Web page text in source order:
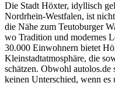
Die Stadt Höxter, idyllisch
Nordrhein-Westfalen, ist
die Nähe zum Teutoburger
wo Tradition und modernes
30.000 Einwohnern bietet
Kleinstadtatmosphäre, die
schätzen. Obwohl
keinen Unterschied, wenn